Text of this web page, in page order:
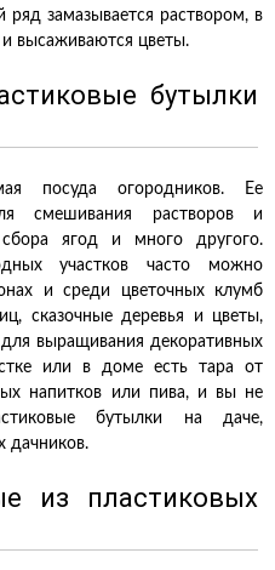
замазывается раствором, в
и высаживаются цветы.
бутылки
посуда огородников. Ее
смешивания растворов и
ягод и много другого.
участков часто можно
и среди цветочных клумб
сказочные деревья и цветы,
выращивания декоративных
или в доме есть тара от
напитков или пива, и вы не
бутылки на даче,
дачников.
из пластиковых